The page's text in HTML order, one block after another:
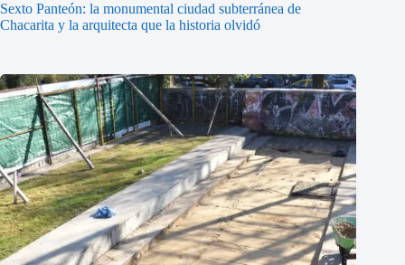
Sexto Panteón: la monumental ciudad subterránea de
Chacarita y la arquitecta que la historia olvidó